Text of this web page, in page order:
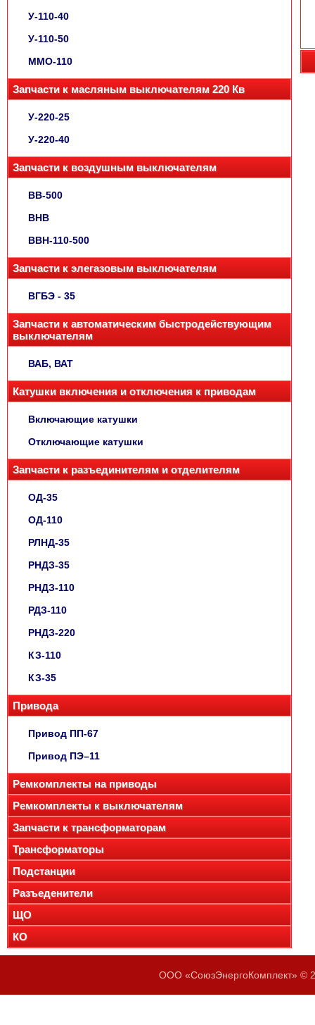
У-110-40
У-110-50
ММО-110
Запчасти к масляным выключателям 220 Кв
У-220-25
У-220-40
Запчасти к воздушным выключателям
ВВ-500
ВНВ
ВВН-110-500
Запчасти к элегазовым выключателям
ВГБЭ - 35
Запчасти к автоматическим быстродействующим
выключателям
ВАБ, ВАТ
Катушки включения и отключения к приводам
Включающие катушки
Отключающие катушки
Запчасти к разъединителям и отделителям
ОД-35
ОД-110
РЛНД-35
РНДЗ-35
РНДЗ-110
РДЗ-110
РНДЗ-220
КЗ-110
КЗ-35
Привода
Привод ПП-67
Привод ПЭ–11
Ремкомплекты на приводы
Ремкомплекты к выключателям
Запчасти к трансформаторам
Трансформаторы
Подстанции
Разъеденители
ЩО
КО
ООО «СоюзЭнергоКомплект» ©